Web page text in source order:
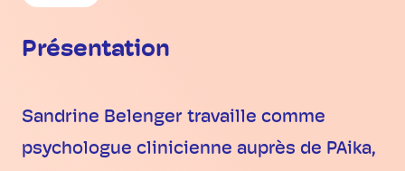
Présentation
Sandrine Belenger travaille comme
psychologue clinicienne auprès de PAika,